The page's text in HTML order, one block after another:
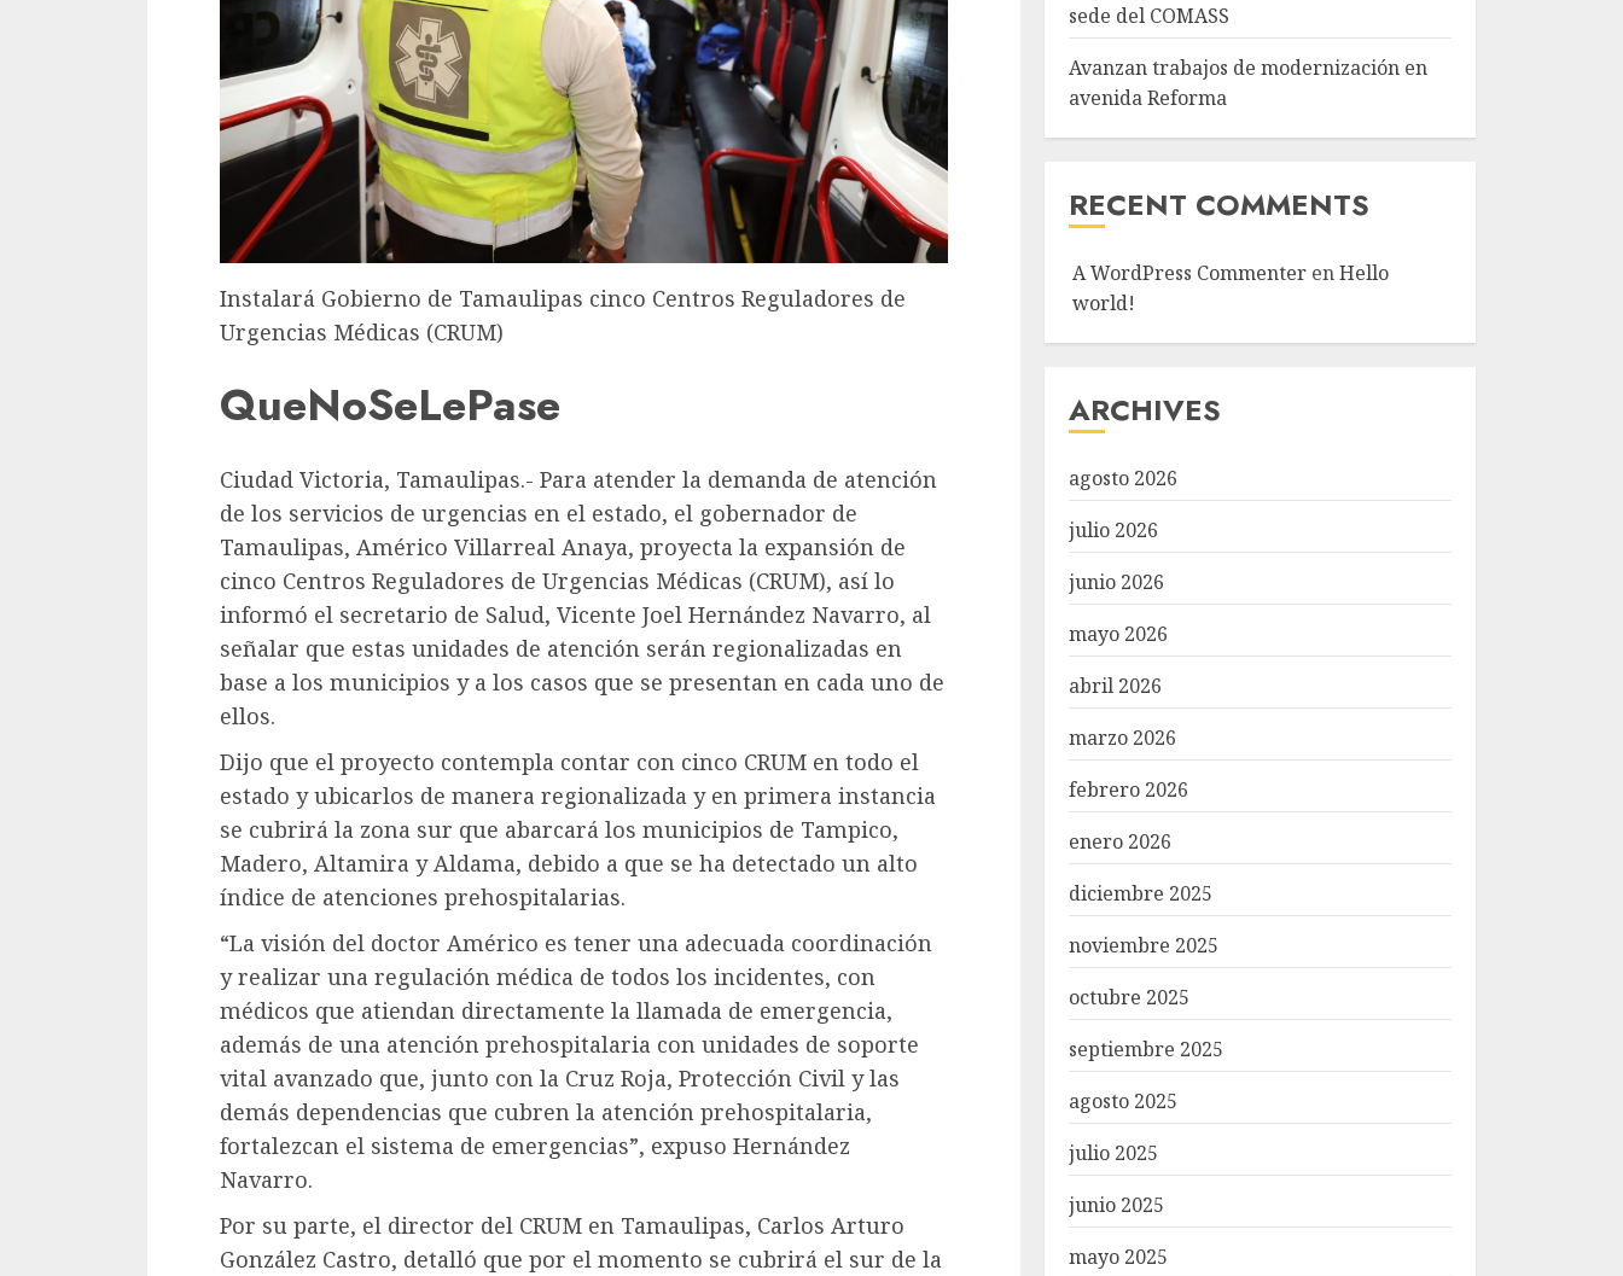
Instalará Gobierno de Tamaulipas cinco Centros Reguladores de
Urgencias Médicas (CRUM)
QueNoSeLePase
Ciudad Victoria, Tamaulipas.- Para atender la demanda de atención
de los servicios de urgencias en el estado, el gobernador de
Tamaulipas, Américo Villarreal Anaya, proyecta la expansión de
cinco Centros Reguladores de Urgencias Médicas (CRUM), así lo
informó el secretario de Salud, Vicente Joel Hernández Navarro, al
señalar que estas unidades de atención serán regionalizadas en
base a los municipios y a los casos que se presentan en cada uno de
ellos.
Dijo que el proyecto contempla contar con cinco CRUM en todo el
estado y ubicarlos de manera regionalizada y en primera instancia
se cubrirá la zona sur que abarcará los municipios de Tampico,
Madero, Altamira y Aldama, debido a que se ha detectado un alto
índice de atenciones prehospitalarias.
“La visión del doctor Américo es tener una adecuada coordinación
y realizar una regulación médica de todos los incidentes, con
médicos que atiendan directamente la llamada de emergencia,
además de una atención prehospitalaria con unidades de soporte
vital avanzado que, junto con la Cruz Roja, Protección Civil y las
demás dependencias que cubren la atención prehospitalaria,
fortalezcan el sistema de emergencias”, expuso Hernández
Navarro.
Por su parte, el director del CRUM en Tamaulipas, Carlos Arturo
González Castro, detalló que por el momento se cubrirá el sur de la
sede del COMASS
Avanzan trabajos de modernización en
avenida Reforma
RECENT COMMENTS
A WordPress Commenter enHello
world!
ARCHIVES
agosto 2026
julio 2026
junio 2026
mayo 2026
abril 2026
marzo 2026
febrero 2026
enero 2026
diciembre 2025
noviembre 2025
octubre 2025
septiembre 2025
agosto 2025
julio 2025
junio 2025
mayo 2025